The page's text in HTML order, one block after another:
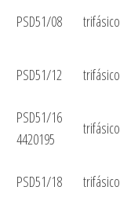
PSD51/08 trifásico
PSD51/12 trifásico
PSD51/16
4420195
trifásico
PSD51/18 trifásico